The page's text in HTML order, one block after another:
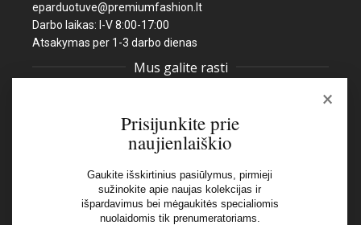
eparduotuve@premiumfashion.lt
Darbo laikas: I-V 8:00-17:00
Atsakymas per 1-3 darbo dienas
Mus galite rasti
Naujienlaiškis
×
Prisijunkite prie
naujienlaiškio
Gaukite išskirtinius pasiūlymus, pirmieji
sužinokite apie naujas kolekcijas ir
išpardavimus bei mėgaukitės specialiomis
nuolaidomis tik prenumeratoriams.